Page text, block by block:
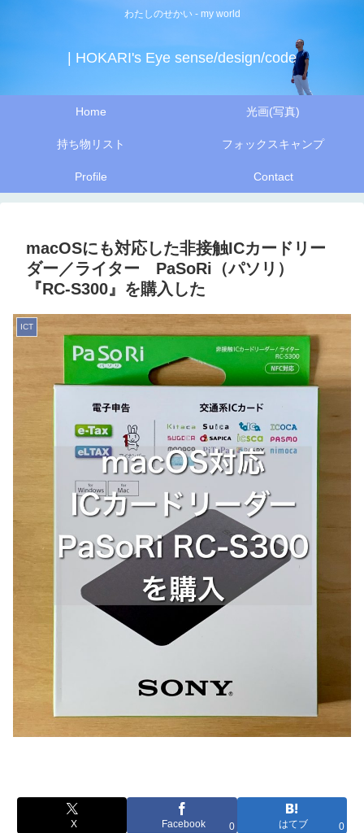
わたしのせかい - my world
| HOKARI's Eye sense/design/code
Home 光画(写真)
持ち物リスト フォックスキャンプ
Profile Contact
macOSにも対応した非接触ICカードリー
ダー／ライター PaSoRi（パソリ）
『RC-S300』を購入した
ICT
X Facebook 0 はてブ 0